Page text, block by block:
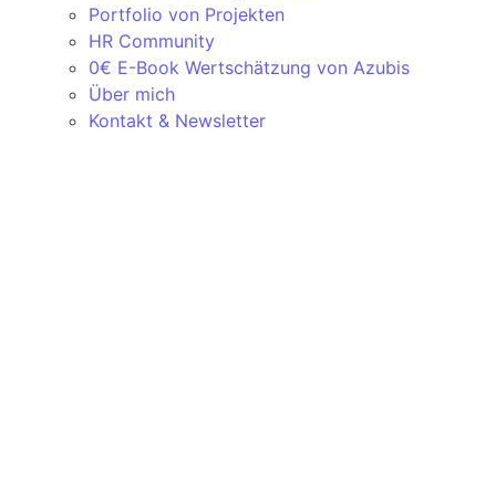
Portfolio von Projekten
HR Community
0€ E-Book Wertschätzung von Azubis
Über mich
Kontakt & Newsletter